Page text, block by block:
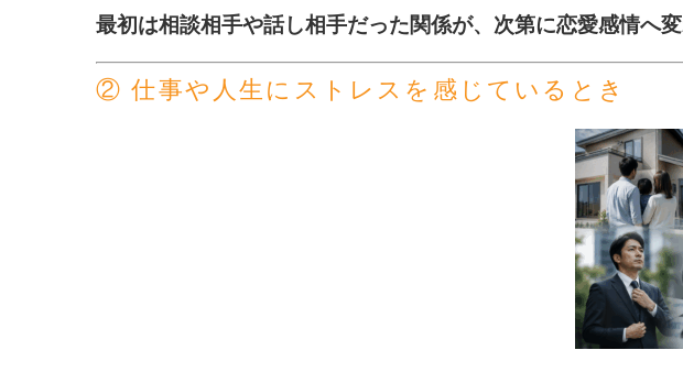
最初は相談相手や話し相手だった関係が、次第に恋愛感情へ
② 仕事や人生にストレスを感じているとき